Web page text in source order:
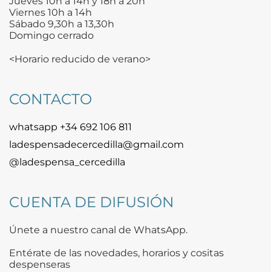
Viernes 10h a 14h
Sábado 9,30h a 13,30h
Domingo cerrado
<Horario reducido de verano>
CONTACTO
whatsapp +34 692 106 811
ladespensadecercedilla@gmail.com
@ladespensa_cercedilla
CUENTA DE DIFUSIÓN
Únete a nuestro canal de WhatsApp.
Entérate de las novedades, horarios y cositas
despenseras